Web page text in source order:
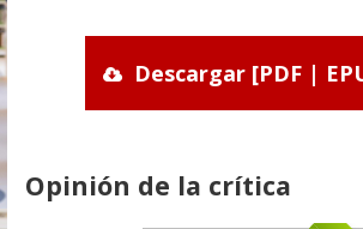
Descargar [PDF |
Opinión de la crítica